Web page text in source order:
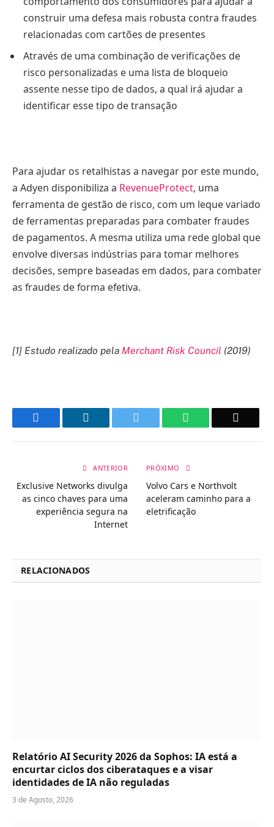
construir uma defesa mais robusta contra fraudes
relacionadas com cartões de presentes
Através de uma combinação de verificações de
risco personalizadas e uma lista de bloqueio
assente nesse tipo de dados, a qual irá ajudar a
identificar esse tipo de transação
Para ajudar os retalhistas a navegar por este mundo,
a Adyen disponibiliza a RevenueProtect, uma
ferramenta de gestão de risco, com um leque variado
de ferramentas preparadas para combater fraudes
de pagamentos. A mesma utiliza uma rede global que
envolve diversas indústrias para tomar melhores
decisões, sempre baseadas em dados, para combater
as fraudes de forma efetiva.
[1] Estudo realizado pela Merchant Risk Council (2019)
WhatsApp
ANTERIOR
Exclusive Networks divulga
as cinco chaves para uma
experiência segura na
Internet
PRÓXIMO
Volvo Cars e Northvolt
aceleram caminho para a
eletrificação
RELACIONADOS
Relatório AI Security 2026 da Sophos: IA está a
encurtar ciclos dos ciberataques e a visar
identidades de IA não reguladas
3 de Agosto, 2026